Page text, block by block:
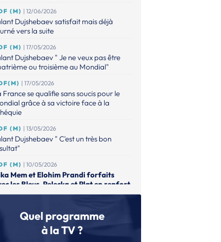
(M) | 12/06/2026
Dujshebaev satisfait mais déjà
vers la suite
(M) | 17/05/2026
Dujshebaev " Je ne veux pas être
ou troisième au Mondial"
| 17/05/2026
France se qualifie sans soucis pour le
grâce à sa victoire face à la
(M) | 13/05/2026
Dujshebaev " C'est un très bon
(M) | 10/05/2026
Mem et Elohim Prandi forfaits
les Bleus, Pelecka et Plat en renfort
Dushebaev dévoile sa liste pour les
décisifs vers le Mondial
| 15/04/2026
Quel programme
à la TV ?